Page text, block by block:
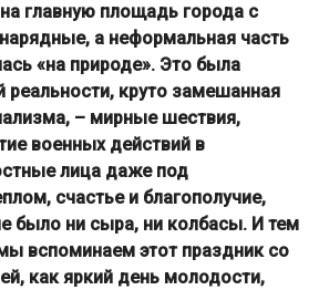
главную площадь города с
а неформальная часть
«на природе». Это была
реальности, круто замешанная
– мирные шествия,
военных действий в
лица даже под
счастье и благополучие,
было ни сыра, ни колбасы. И тем
вспоминаем этот праздник со
как яркий день молодости,